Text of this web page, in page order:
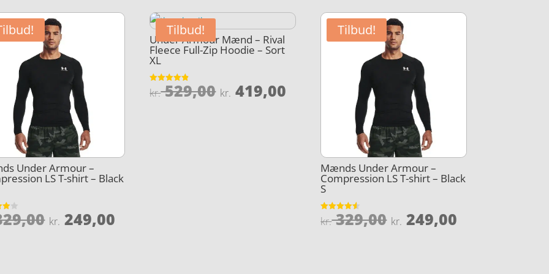
Under Armour –
LS T-shirt – Black
Den
kr. 249,00
Tilbud!
Under Armour Mænd – Rival
Fleece Full-Zip Hoodie – Sort
XL
Vurderet
4.8
kr.529,00 Den
kr. 419,00
kr. 419,00.
Tilbud!
Mænds Under Armour –
Compression LS T-shirt – Black
S
Vurderet
4.5
kr.329,00 Den
kr. 249,00